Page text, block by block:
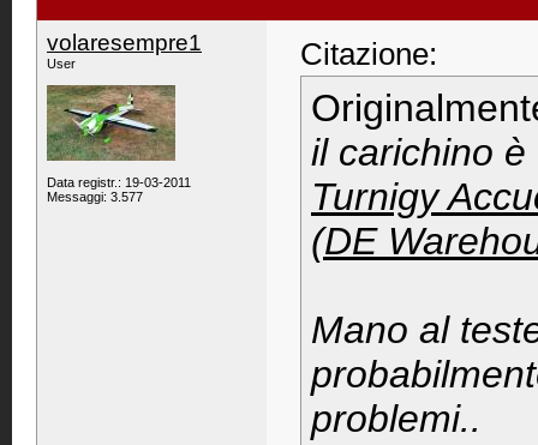
volaresempre1
User
Data registr.: 19-03-2011
Messaggi: 3.577
Citazione:
il carichino è
Turnigy
(DE
Mano al
problemi..